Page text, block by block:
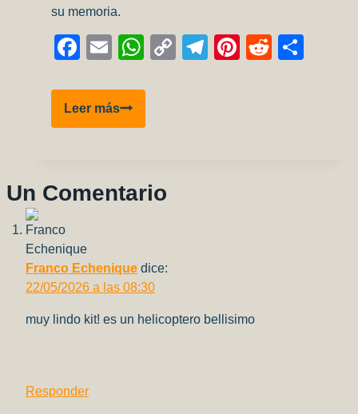
su memoria.
Facebook
EmailWhatsApp
CopyTelegram
Pinterest
Reddit
Leer másP‑40N‑5
Warhawk
Tigers
en
Un Comentario
Franco Echenique dice:
22/05/2026 a las 08:30
muy lindo kit! es un helicoptero bellisimo
Responder